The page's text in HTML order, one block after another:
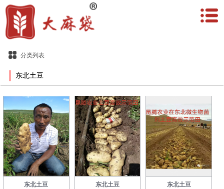
分类列表
东北土豆
东北土豆 东北土豆 东北土豆